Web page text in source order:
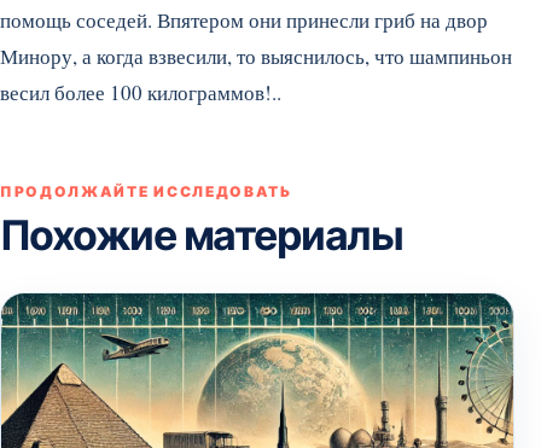
помощь соседей. Впятером они принесли гриб на двор
Минору, а когда взвесили, то выяснилось, что шампиньон
весил более 100 килограммов!..
ПРОДОЛЖАЙТЕ ИССЛЕДОВАТЬ
Похожие материалы